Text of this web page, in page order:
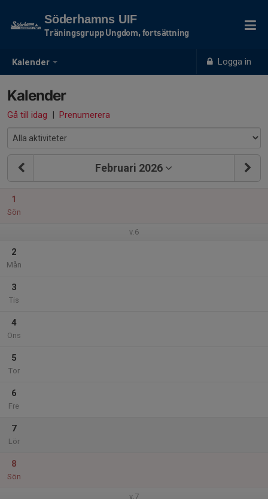
Kalender Logga in
Söderhamns UIF
Träningsgrupp Ungdom, fortsättning
Kalender
Gå till idag | Prenumerera
Februari 2026
1
Sön
v.6
2
Mån
3
Tis
4
Ons
5
Tor
6
Fre
7
Lör
8
Sön
v.7